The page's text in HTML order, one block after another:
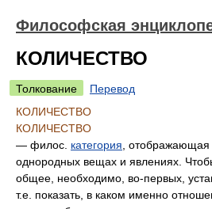
Философская
КОЛИЧЕСТВО
Толкование
Перевод
КОЛИЧЕСТВО
КОЛИЧЕСТВО
— филос. категория , отображающая
однородных вещах и явлениях.
общее, необходимо, во-первых,
т.е. показать, в каком именно